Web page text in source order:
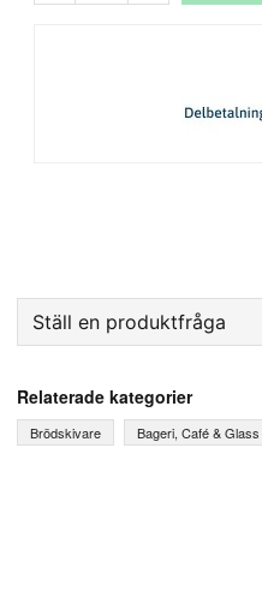
Ställ en produktfråga
Fråga oss något om
Relaterade kategorier
Brödskivare Bageri, Café & Glass